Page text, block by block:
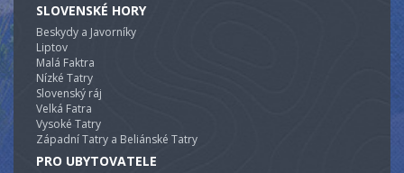
SLOVENSKÉ HORY
Beskydy a Javorníky
Liptov
Malá Faktra
Nízké Tatry
Slovenský ráj
Velká Fatra
Vysoké Tatry
Západní Tatry a Beliánské Tatry
PRO UBYTOVATELE